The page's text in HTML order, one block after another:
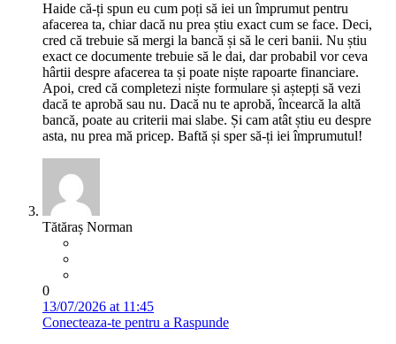
Haide că-ți spun eu cum poți să iei un împrumut pentru
afacerea ta, chiar dacă nu prea știu exact cum se face. Deci,
cred că trebuie să mergi la bancă și să le ceri banii. Nu știu
exact ce documente trebuie să le dai, dar probabil vor ceva
hârtii despre afacerea ta și poate niște rapoarte financiare.
Apoi, cred că completezi niște formulare și aștepți să vezi
dacă te aprobă sau nu. Dacă nu te aprobă, încearcă la altă
bancă, poate au criterii mai slabe. Și cam atât știu eu despre
asta, nu prea mă pricep. Baftă și sper să-ți iei împrumutul!
Tătăraș Norman
0
13/07/2026 at 11:45
Conecteaza-te pentru a Raspunde